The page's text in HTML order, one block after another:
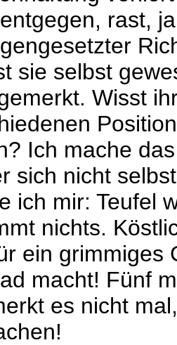
rast,
sie selbst
Wisst
Ich mache
sich nicht
ich mir: Teufel
nichts.
ein grimmiges
macht! Fünf
es nicht